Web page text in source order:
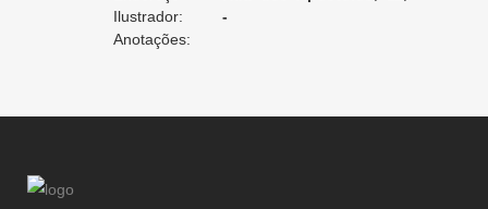
da Tipografia:
1° andar [Lisboa]
Ilustrador:
-
Anotações: